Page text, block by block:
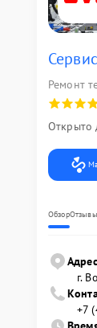
Ремонт
Открыто
ОбзорОтзывы
Адрес
г.
+7